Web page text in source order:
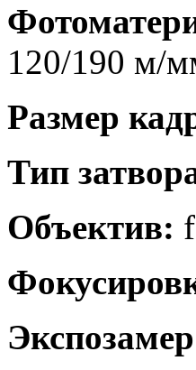
120/190 м/
Размер
Тип
Объектив: